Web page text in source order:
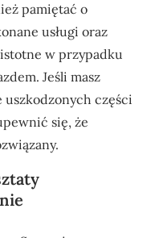
pamiętać o
usługi oraz
w przypadku
Jeśli masz
uszkodzonych części
się, że